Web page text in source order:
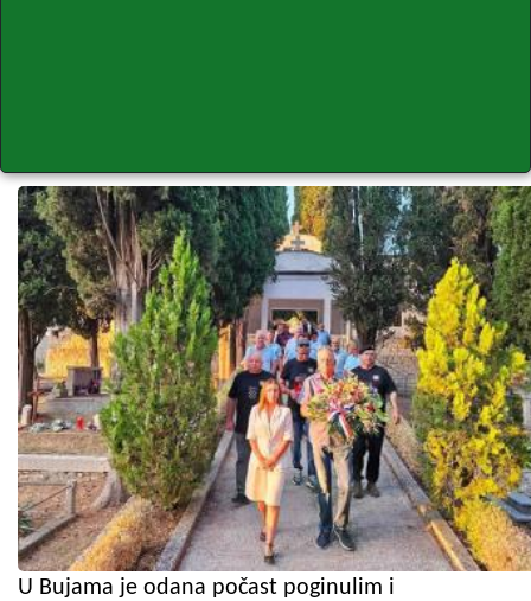
U Bujama je odana počast poginulim i